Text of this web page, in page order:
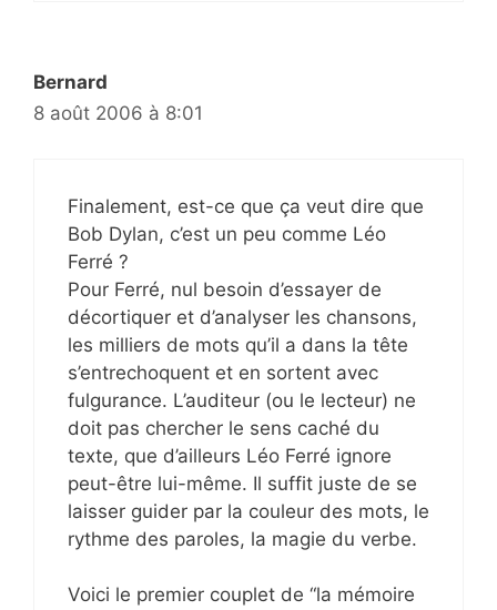
Bernard
8 août 2006 à 8:01
Finalement, est-ce que ça veut dire que
Bob Dylan, c’est un peu comme Léo
Ferré ?
Pour Ferré, nul besoin d’essayer de
décortiquer et d’analyser les chansons,
les milliers de mots qu’il a dans la tête
s’entrechoquent et en sortent avec
fulgurance. L’auditeur (ou le lecteur) ne
doit pas chercher le sens caché du
texte, que d’ailleurs Léo Ferré ignore
peut-être lui-même. Il suffit juste de se
laisser guider par la couleur des mots, le
rythme des paroles, la magie du verbe.
Voici le premier couplet de “la mémoire